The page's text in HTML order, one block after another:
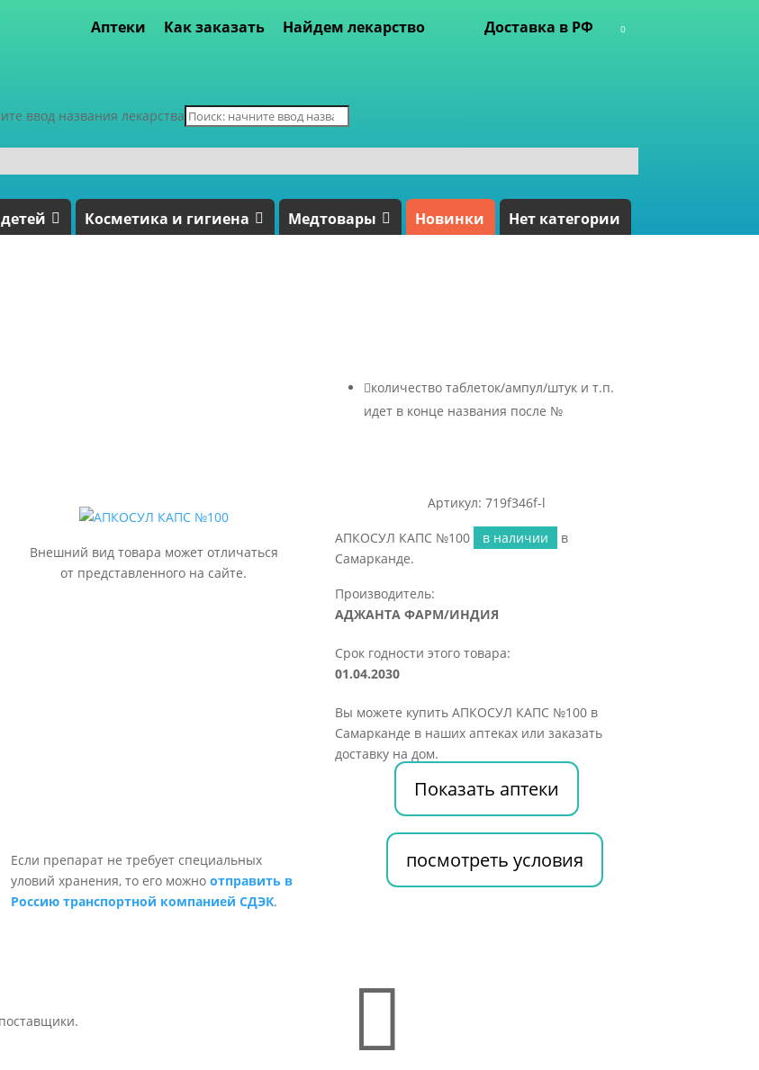
Аптеки Как заказать Найдем лекарство Доставка в РФ 0
ввод названия лекарства
Косметика и гигиена Медтовары Новинки Нет категории
количество таблеток/ампул/штук и т.п.
идет в конце названия после №
Внешний вид товара может отличаться
от представленного на сайте.
Артикул: 719f346f-l
АПКОСУЛ КАПС №100 в наличии
в
Самарканде.
Производитель:
АДЖАНТА ФАРМ/ИНДИЯ
Срок годности этого товара:
01.04.2030
Вы можете купить АПКОСУЛ КАПС №100 в
Самарканде в наших аптеках или заказать
доставку на дом.
Показать аптеки
Если препарат не требует специальных
уловий хранения, то его можно отправить в
Россию транспортной компанией СДЭК.
посмотреть условия
